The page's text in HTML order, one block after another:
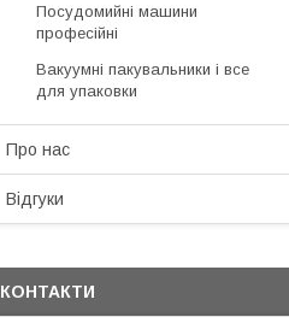
Посудомийні машини
професійні
Вакуумні пакувальники і все
для упаковки
Про нас
Відгуки
КОНТАКТИ